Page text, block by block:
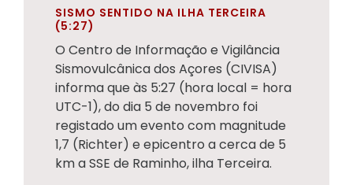
SISMO SENTIDO NA ILHA TERCEIRA
(5:27)
O Centro de Informação e Vigilância
Sismovulcânica dos Açores (CIVISA)
informa que às 5:27 (hora local = hora
UTC-1), do dia 5 de novembro foi
registado um evento com magnitude
1,7 (Richter) e epicentro a cerca de 5
km a SSE de Raminho, ilha Terceira.